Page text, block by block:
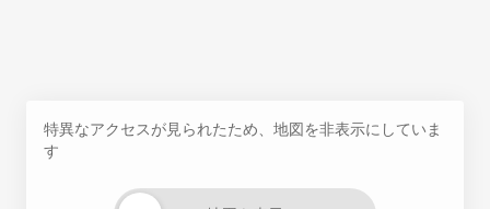
特異なアクセスが見られたため、地図を非表示にしていま
す